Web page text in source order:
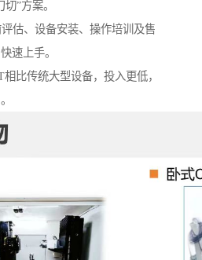
”方案。
估、设备安装、操作培训及售
速上手。
相比传统大型设备，投入更低，